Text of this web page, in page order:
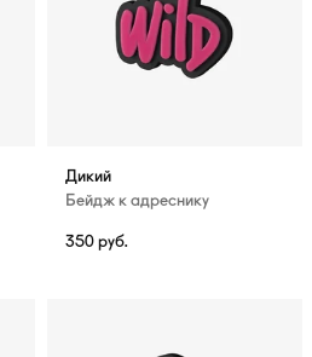
Дикий
Бейдж к адреснику
350 руб.